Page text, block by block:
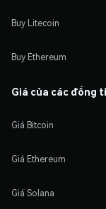
Buy Litecoin
Buy Ethereum
Giá của các đồng
Giá Bitcoin
Giá Ethereum
Giá Solana